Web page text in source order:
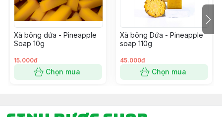
Xà bông dứa - Pineapple
Soap 10g
15.000đ
Chọn mua
Xà bông Dứa - Pineapple
soap 110g
45.000đ
Chọn mua